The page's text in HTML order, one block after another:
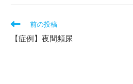
前の投稿
【症例】夜間頻尿